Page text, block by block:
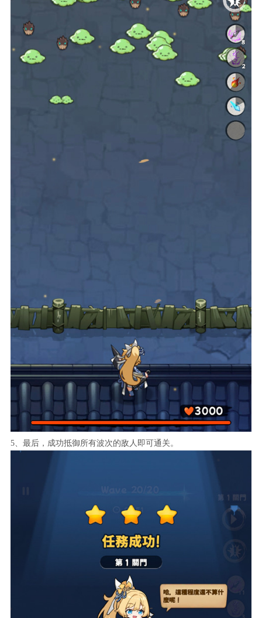
5、最后，成功抵御所有波次的敌人即可通关。